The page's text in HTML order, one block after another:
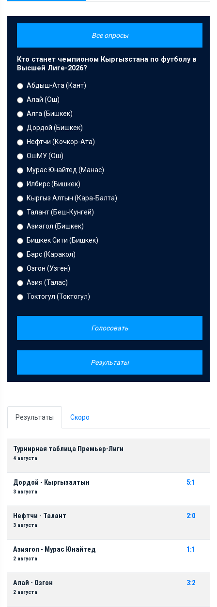
Все опросы
Кто станет чемпионом Кыргызстана по футболу в
Высшей Лиге-2026?
Абдыш-Ата (Кант)
Алай (Ош)
Алга (Бишкек)
Дордой (Бишкек)
Нефтчи (Кочкор-Ата)
ОшМУ (Ош)
Мурас Юнайтед (Манас)
Илбирс (Бишкек)
Кыргыз Алтын (Кара-Балта)
Талант (Беш-Кунгей)
Азиагол (Бишкек)
Бишкек Сити (Бишкек)
Барс (Каракол)
Озгон (Узген)
Азия (Талас)
Токтогул (Токтогул)
Голосовать
Результаты
Результаты Скоро
Турнирная таблица Премьер-Лиги
4 августа
Дордой - Кыргызалтын
3 августа
5:1
Нефтчи - Талант
3 августа
2:0
Азиягол - Мурас Юнайтед
2 августа
1:1
Алай - Озгон
2 августа
3:2